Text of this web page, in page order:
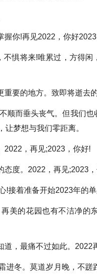
你!再见2022，你好
将来!唯累过，方得闲
要的地方。致即将逝去
而垂头丧气。但我们也
梦想与我们零距离。
，再见;2023，你好!
度。2022，再见;2023，
着准备开始2023年的单
的花园也有不洁净的
，最痛不过如此。2022
冬。莫道岁月晚，不蹉